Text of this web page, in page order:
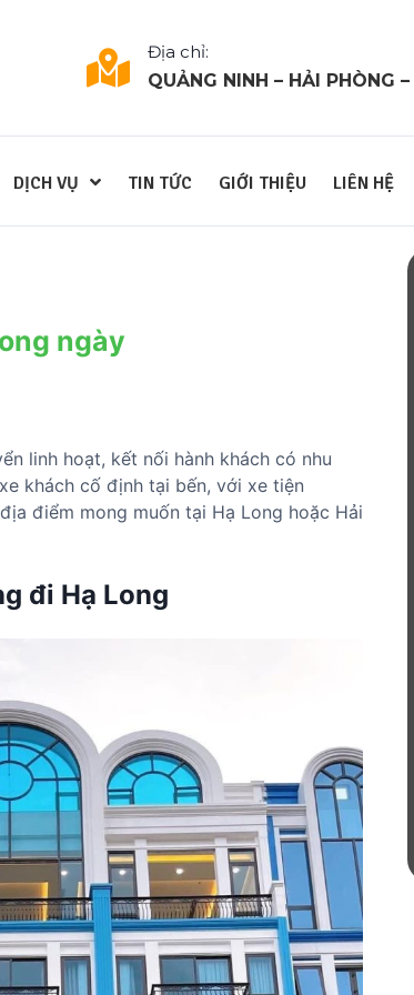
Địa chỉ:
QUẢNG NINH – HẢI PHÒNG
DỊCH VỤ TIN TỨC GIỚI THIỆU LIÊN HỆ
ngày
linh hoạt, kết nối hành khách có nhu
khách cố định tại bến, với xe tiện
điểm mong muốn tại Hạ Long hoặc Hải
đi Hạ Long